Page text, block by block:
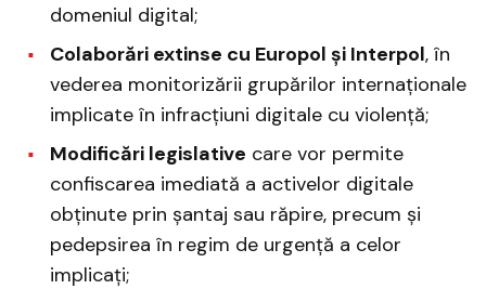
domeniul digital;
Colaborări extinse cu Europol și Interpol, în
vederea monitorizării grupărilor internaționale
implicate în infracțiuni digitale cu violență;
Modificări legislative care vor permite
confiscarea imediată a activelor digitale
obținute prin șantaj sau răpire, precum și
pedepsirea în regim de urgență a celor
implicați;